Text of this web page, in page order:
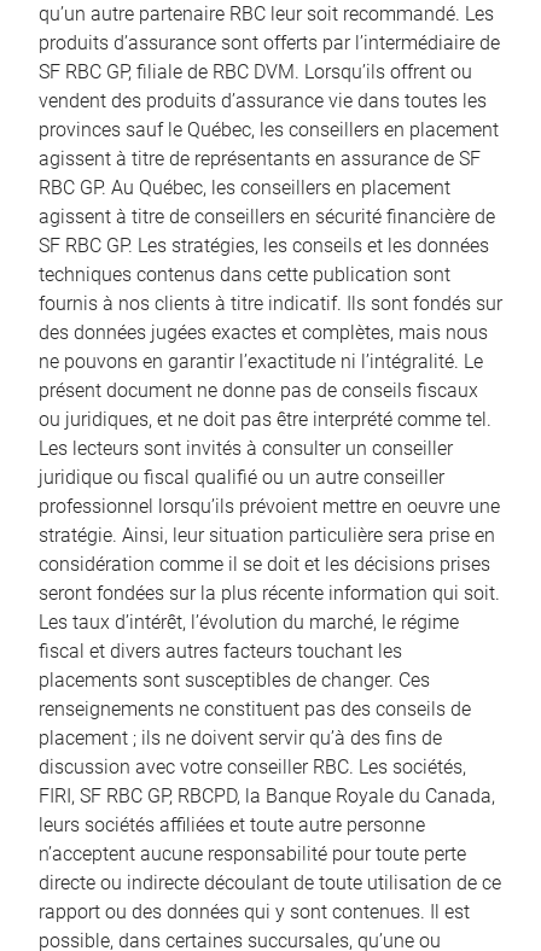
qu’un autre partenaire RBC leur soit recommandé. Les
produits d’assurance sont offerts par l’intermédiaire de
SF RBC GP, filiale de RBC DVM. Lorsqu’ils offrent ou
vendent des produits d’assurance vie dans toutes les
provinces sauf le Québec, les conseillers en placement
agissent à titre de représentants en assurance de SF
RBC GP. Au Québec, les conseillers en placement
agissent à titre de conseillers en sécurité financière de
SF RBC GP. Les stratégies, les conseils et les données
techniques contenus dans cette publication sont
fournis à nos clients à titre indicatif. Ils sont fondés sur
des données jugées exactes et complètes, mais nous
ne pouvons en garantir l’exactitude ni l’intégralité. Le
présent document ne donne pas de conseils fiscaux
ou juridiques, et ne doit pas être interprété comme tel.
Les lecteurs sont invités à consulter un conseiller
juridique ou fiscal qualifié ou un autre conseiller
professionnel lorsqu’ils prévoient mettre en oeuvre une
stratégie. Ainsi, leur situation particulière sera prise en
considération comme il se doit et les décisions prises
seront fondées sur la plus récente information qui soit.
Les taux d’intérêt, l’évolution du marché, le régime
fiscal et divers autres facteurs touchant les
placements sont susceptibles de changer. Ces
renseignements ne constituent pas des conseils de
placement ; ils ne doivent servir qu’à des fins de
discussion avec votre conseiller RBC. Les sociétés,
FIRI, SF RBC GP, RBCPD, la Banque Royale du Canada,
leurs sociétés affiliées et toute autre personne
n’acceptent aucune responsabilité pour toute perte
directe ou indirecte découlant de toute utilisation de ce
rapport ou des données qui y sont contenues. Il est
possible, dans certaines succursales, qu’une ou